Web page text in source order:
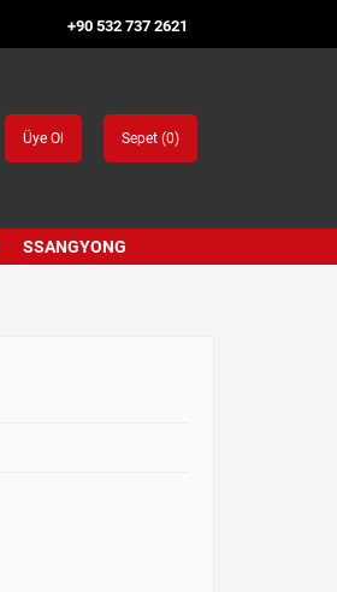
+90 532 737 2621
Üye Ol Sepet (0)
SSANGYONG